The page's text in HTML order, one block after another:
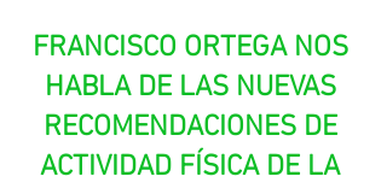
FRANCISCO ORTEGA NOS
HABLA DE LAS NUEVAS
RECOMENDACIONES DE
ACTIVIDAD FÍSICA DE LA